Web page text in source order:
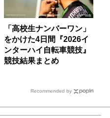
「高校生ナンバーワン」
をかけた4日間『2026イ
ンターハイ自転車競技』
競技結果まとめ
Recommended by